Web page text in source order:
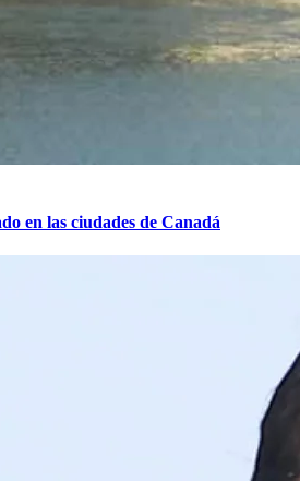
en las ciudades de Canadá